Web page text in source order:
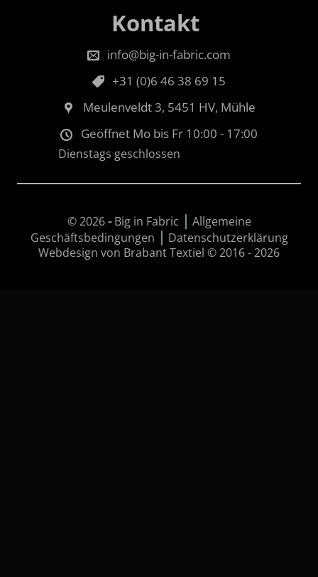
Kontakt
info@big-in-fabric.com
+31 (0)6 46 38 69 15
Meulenveldt 3, 5451 HV, Mühle
Geöffnet Mo bis Fr 10:00 - 17:00
Dienstags geschlossen
© 2026-Big in Fabric | Allgemeine
Geschäftsbedingungen | Datenschutzerklärung
Webdesign von Brabant Textiel © 2016 - 2026